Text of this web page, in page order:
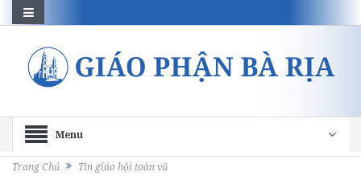
Menu
Trang Chủ Tin giáo hội toàn vũ